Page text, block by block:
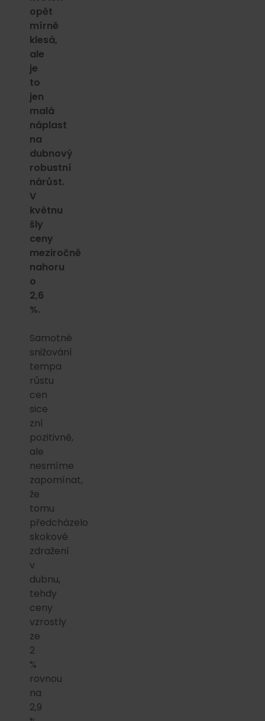
opět
mírně
klesá,
ale
je
to
jen
malá
náplast
na
dubnový
robustní
nárůst.
V
květnu
šly
ceny
meziročně
nahoru
o
2,6
%.
Samotné
snižování
tempa
růstu
cen
sice
zní
pozitivně,
ale
nesmíme
zapomínat,
že
tomu
předcházelo
skokové
zdražení
v
dubnu,
tehdy
ceny
vzrostly
ze
2
%
rovnou
na
2,9